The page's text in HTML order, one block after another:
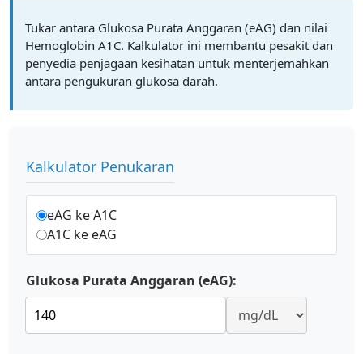
Tukar antara Glukosa Purata Anggaran (eAG) dan nilai
Hemoglobin A1C. Kalkulator ini membantu pesakit dan
penyedia penjagaan kesihatan untuk menterjemahkan
antara pengukuran glukosa darah.
Kalkulator Penukaran
eAG ke A1C
A1C ke eAG
Glukosa Purata Anggaran (eAG):